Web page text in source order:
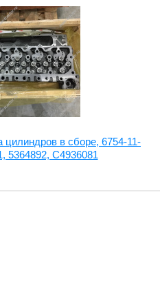
цилиндров в сборе, 6754-11-
5364892, C4936081